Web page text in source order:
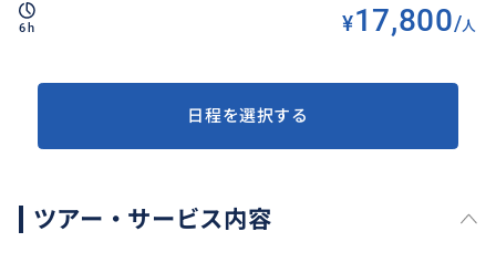
6h ¥17,800/人
日程を選択する
ツアー・サービス内容